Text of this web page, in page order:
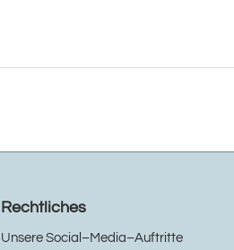
Rechtliches
Unsere Social–Media–Auftritte